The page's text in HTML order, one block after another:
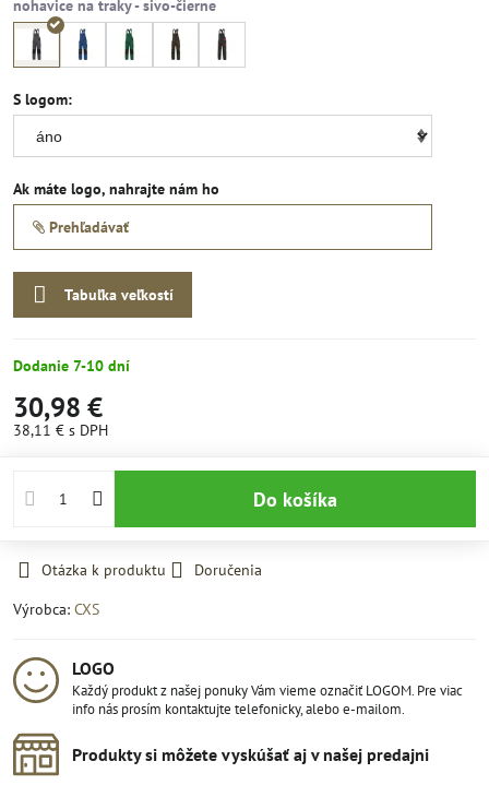
S logom:
Ak máte logo, nahrajte nám ho
Prehľadávať
Tabuľka veľkostí
Dodanie 7-10 dní
30,98 €
38,11 € s DPH
Do košíka
Otázka k produktu
Doručenia
Výrobca: CXS
LOGO
Každý produkt z našej ponuky Vám vieme označiť LOGOM. Pre viac
info nás prosím kontaktujte telefonicky, alebo e-mailom.
Produkty si môžete vyskúšať aj v našej predajni